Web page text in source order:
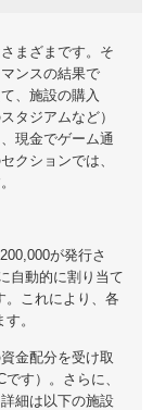
まざまです。そ
ンスの結果で
、施設の購入
タジアムなど）
現金でゲーム通
クションでは、
が発行さ
自動的に割り当て
。これにより、各
。
金配分を受け取
す）。さらに、
細は以下の施設